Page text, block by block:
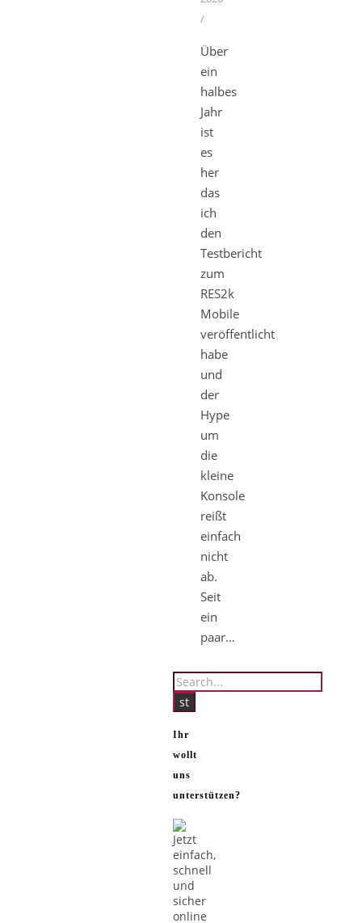
/
Über
ein
halbes
Jahr
ist
es
her
das
ich
den
Testbericht
zum
RES2k
Mobile
veröffentlicht
habe
und
der
Hype
um
die
kleine
Konsole
reißt
einfach
nicht
ab.
Seit
ein
paar…
Ihr
wollt
uns
unterstützen?